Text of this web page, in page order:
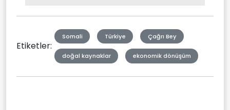
Etiketler:
Somali Türkiye Çağrı Bey
doğal kaynaklar ekonomik dönüşüm